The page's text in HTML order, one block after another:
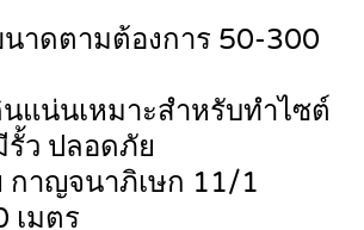
นาดตามต้องการ 50-300
แน่นเหมาะสำหรับทำไซต์
ว ปลอดภัย
กาญจนาภิเษก 11/1
เมตร